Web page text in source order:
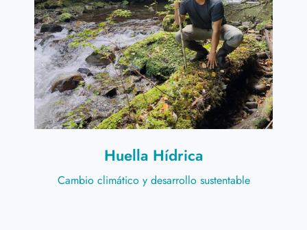
Huella Hídrica
Cambio climático y desarrollo sustentable